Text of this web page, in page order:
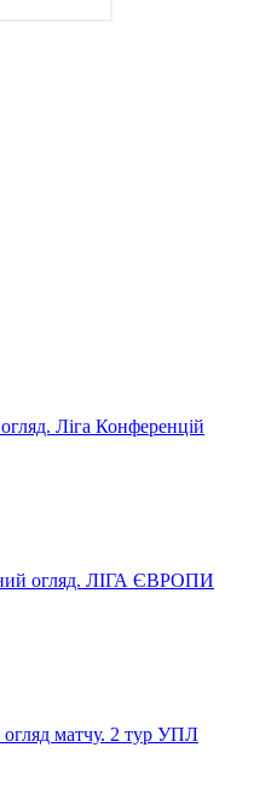
Ліга Конференцій
огляд. ЛІГА ЄВРОПИ
матчу. 2 тур УПЛ